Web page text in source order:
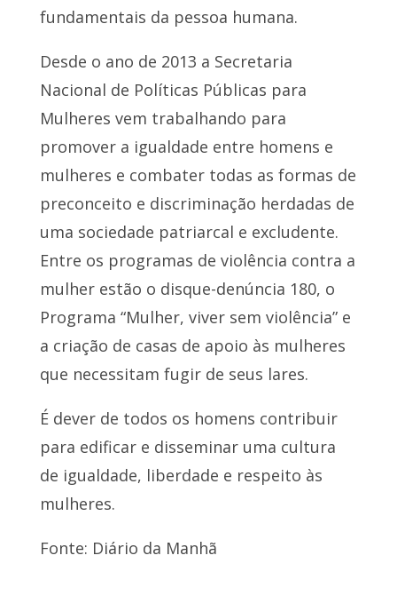
fundamentais da pessoa humana.
Desde o ano de 2013 a Secretaria
Nacional de Políticas Públicas para
Mulheres vem trabalhando para
promover a igualdade entre homens e
mulheres e combater todas as formas de
preconceito e discriminação herdadas de
uma sociedade patriarcal e excludente.
Entre os programas de violência contra a
mulher estão o disque-denúncia 180, o
Programa “Mulher, viver sem violência” e
a criação de casas de apoio às mulheres
que necessitam fugir de seus lares.
É dever de todos os homens contribuir
para edificar e disseminar uma cultura
de igualdade, liberdade e respeito às
mulheres.
Fonte: Diário da Manhã